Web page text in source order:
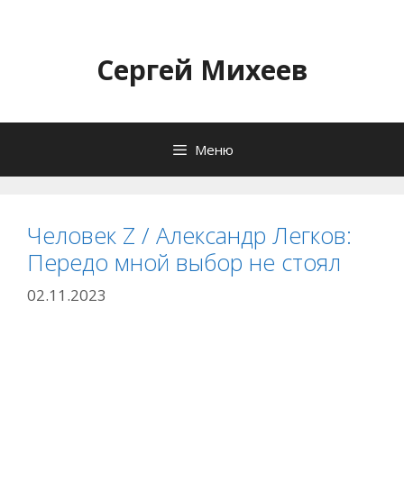
содержимомуСергей Михеев
Меню
Человек Z / Александр Легков:
Передо мной выбор не стоял
02.11.2023